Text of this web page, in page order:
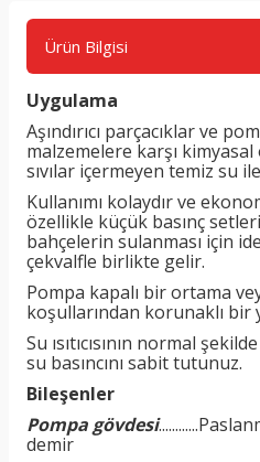
Ürün Bilgisi
Uygulama
Aşındırıcı parçacıklar ve
malzemelere karşı
sıvılar içermeyen temiz su
Kullanımı kolaydır ve
özellikle küçük basınç
bahçelerin sulanması için
çekvalfle birlikte gelir.
Pompa kapalı bir ortama
koşullarından korunaklı bir
Su ısıtıcısının normal
su basıncını sabit tutunuz.
Bileşenler
Pompa gövdesi
demir